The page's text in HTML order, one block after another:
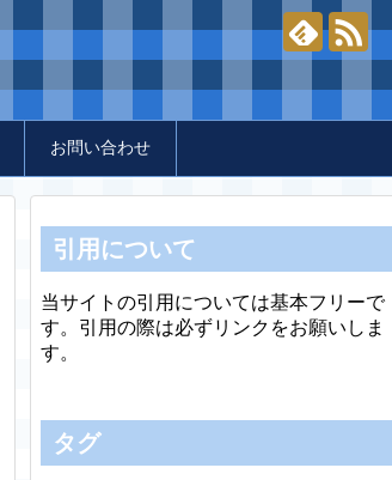
お問い合わせ
引用について
当サイトの引用については基本フリーで
す。引用の際は必ずリンクをお願いしま
す。
タグ